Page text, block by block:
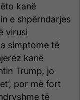
kanë
e shpërndarjes
virusi
simptome të
kanë
Trump, jo
por më fort
të